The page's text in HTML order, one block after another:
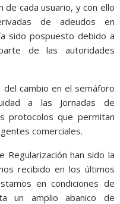
de cada usuario, y con ello
de adeudos en
sido pospuesto debido a
de las autoridades
cambio en el semáforo
a las Jornadas de
protocolos que permitan
comerciales.
Regularización han sido la
recibido en los últimos
en condiciones de
un amplio abanico de